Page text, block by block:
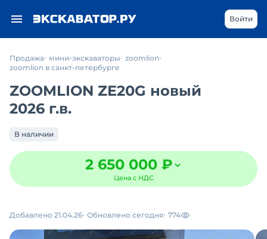
Войти
Продажа мини-экскаваторы zoomlion
zoomlion в санкт-петербурге
ZOOMLION ZE20G новый
2026 г.в.
В наличии
2 650 000 ₽
Цена с НДС
Добавлено 21.04.26 Обновлено сегодня 774